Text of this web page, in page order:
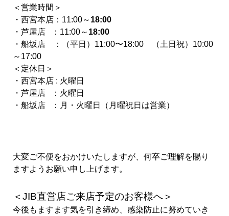
＜営業時間＞
・西宮本店：11:00～ 18:00
・芦屋店 ：11:00～ 18:00
・船坂店 ：（平日）11:00〜18:00 （土日祝）10:00
～17:00
＜定休日＞
・西宮本店 : 火曜日
・芦屋店 ：火曜日
・船坂店 ：月・火曜日（月曜祝日は営業）
大変ご不便をおかけいたしますが、何卒ご理解を賜り
ますようお願い申し上げます。
＜JIB直営店ご来店予定のお客様へ＞
今後もますます気を引き締め、感染防止に努めていき